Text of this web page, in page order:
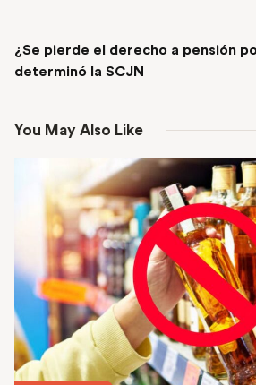
¿Se pierde el derecho a pensión
determinó la SCJN
You May Also Like